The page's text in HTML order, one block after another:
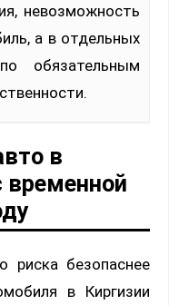
невозможность
а в отдельных
обязательным
в
временной
риска безопаснее
в Киргизии